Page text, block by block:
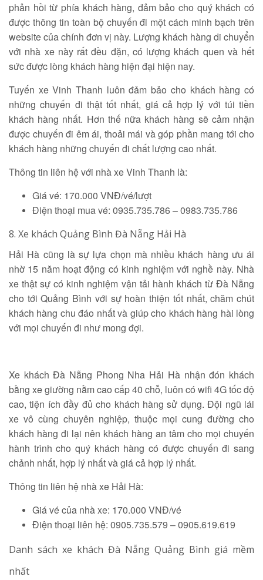
phản hồi từ phía khách hàng, đảm bảo cho quý khách có
được thông tin toàn bộ chuyến đi một cách minh bạch trên
website của chính đơn vị này. Lượng khách hàng di chuyển
với nhà xe này rất đều đặn, có lượng khách quen và hết
sức được lòng khách hàng hiện đại hiện nay.
Tuyến xe Vinh Thanh luôn đảm bảo cho khách hàng có
những chuyến đi thật tốt nhất, giá cả hợp lý với túi tiền
khách hàng nhất. Hơn thế nữa khách hàng sẽ cảm nhận
được chuyến đi êm ái, thoải mái và góp phần mang tới cho
khách hàng những chuyến đi chất lượng cao nhất.
Thông tin liên hệ với nhà xe Vinh Thanh là:
Giá vé: 170.000 VNĐ/vé/lượt
Điện thoại mua vé: 0935.735.786 – 0983.735.786
8. Xe khách Quảng Bình Đà Nẵng Hải Hà
Hải Hà cũng là sự lựa chọn mà nhiều khách hàng ưu ái
nhờ 15 năm hoạt động có kinh nghiệm với nghề này. Nhà
xe thật sự có kinh nghiệm vận tải hành khách từ Đà Nẵng
cho tới Quảng Bình với sự hoàn thiện tốt nhất, chăm chút
khách hàng chu đáo nhất và giúp cho khách hàng hài lòng
với mọi chuyến đi như mong đợi.
Xe khách Đà Nẵng Phong Nha Hải Hà nhận đón khách
bằng xe giường nằm cao cấp 40 chỗ, luôn có wifi 4G tốc độ
cao, tiện ích đầy đủ cho khách hàng sử dụng. Đội ngũ lái
xe vô cùng chuyên nghiệp, thuộc mọi cung đường cho
khách hàng đi lại nên khách hàng an tâm cho mọi chuyến
hành trình cho quý khách hàng có được chuyến đi sang
chảnh nhất, hợp lý nhất và giá cả hợp lý nhất.
Thông tin liên hệ nhà xe Hải Hà:
Giá vé của nhà xe: 170.000 VNĐ/vé
Điện thoại liên hệ: 0905.735.579 – 0905.619.619
Danh sách xe khách Đà Nẵng Quảng Bình giá mềm
nhất